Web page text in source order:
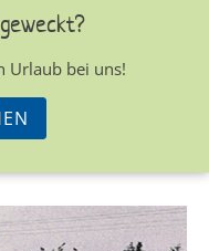
Urlaub bei uns!